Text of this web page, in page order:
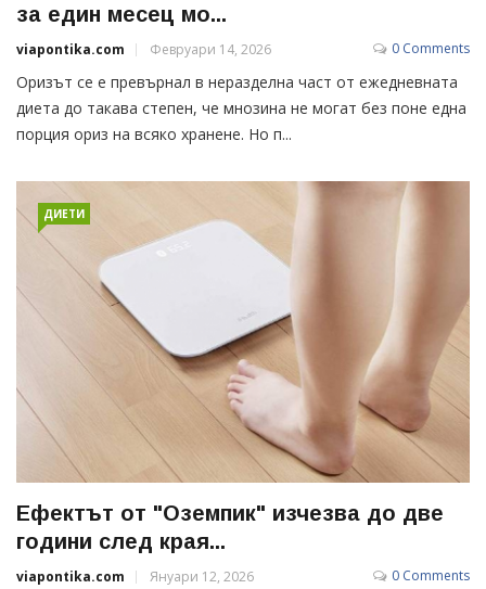
за един месец мо...
viapontika.com Февруари 14, 2026 0 Comments
Оризът се е превърнал в неразделна част от ежедневната
диета до такава степен, че мнозина не могат без поне една
порция ориз на всяко хранене. Но п...
ДИЕТИ
Ефектът от "Оземпик" изчезва до две
години след края...
viapontika.com Януари 12, 2026 0 Comments